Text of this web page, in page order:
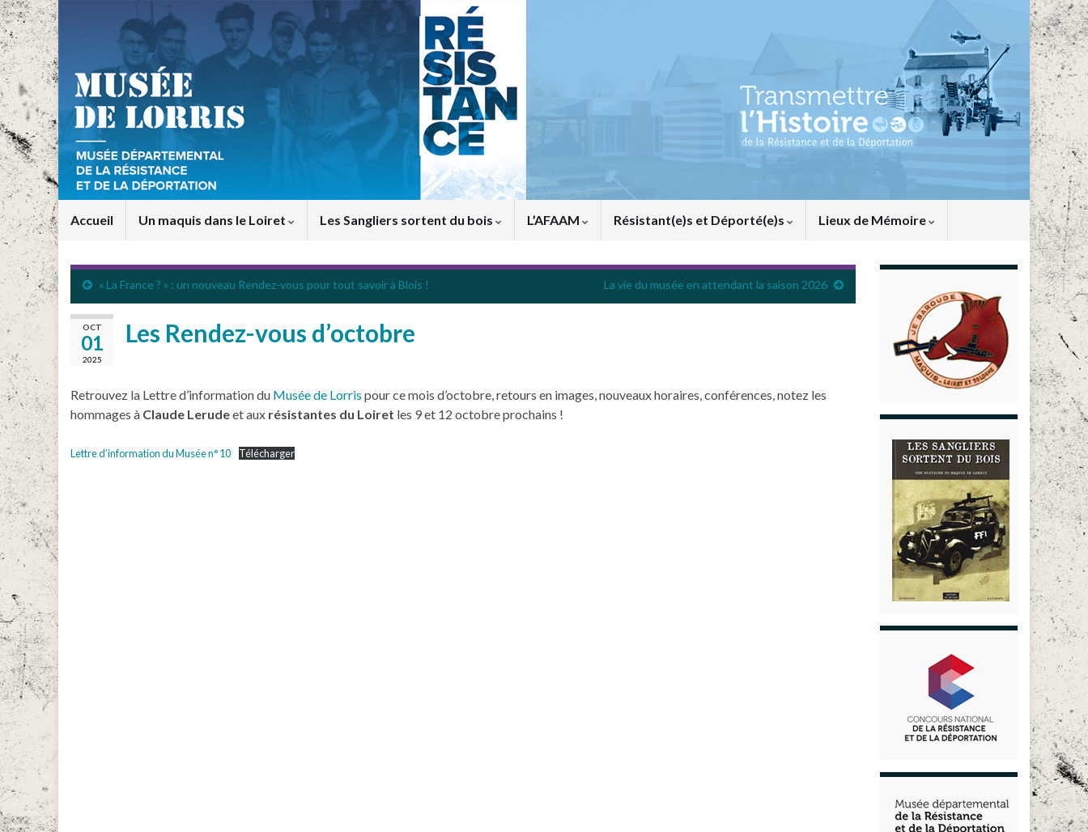
Accueil Un maquis dans le Loiret Les Sangliers sortent du bois L’AFAAM Résistant(e)s et Déporté(e)s Lieux de Mémoire
« La France ? » : un nouveau Rendez-vous pour tout savoir à Blois ! La vie du musée en attendant la saison 2026
OCT
01
2025
Les Rendez-vous d’octobre
Retrouvez la Lettre d’information du Musée de Lorris pour ce mois d’octobre, retours en images, nouveaux horaires, conférences, notez les
hommages à Claude Lerudeet aux résistantes du Loiret les 9 et 12 octobre prochains !
Lettre d’information du Musée n° 10 Télécharger